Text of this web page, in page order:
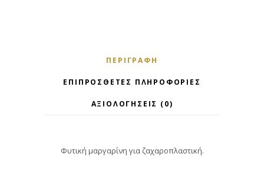
ΠΕΡΙΓΡΑΦΉ
ΕΠΙΠΡΌΣΘΕΤΕΣ ΠΛΗΡΟΦΟΡΊΕΣ
ΑΞΙΟΛΟΓΉΣΕΙΣ (0)
Φυτική μαργαρίνη για ζαχαροπλαστική.